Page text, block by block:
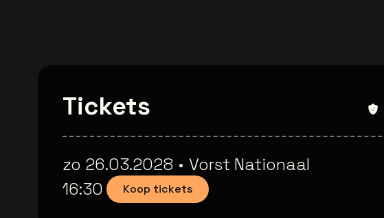
Tickets
zo 26.03.2028 • Vorst Nationaal
16:30
Koop tickets